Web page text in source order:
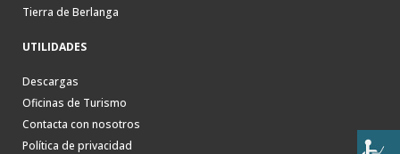
Tierra de Berlanga
UTILIDADES
Descargas
Oficinas de Turismo
Contacta con nosotros
Política de privacidad